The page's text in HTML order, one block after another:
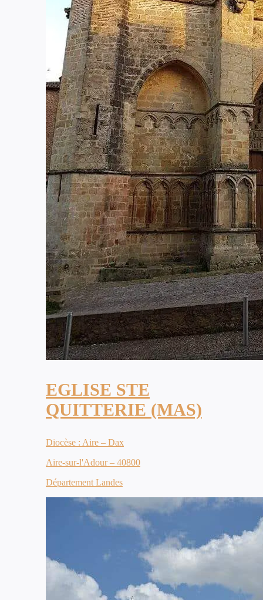
EGLISE STE
QUITTERIE (MAS)
Diocèse : Aire – Dax
Aire-sur-l'Adour – 40800
Département Landes